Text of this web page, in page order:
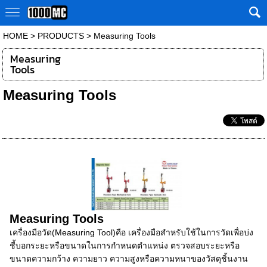
HOME> PRODUCTS> Measuring Tools
Measuring
Tools
Measuring Tools
Measuring Tools
เครื่องมือวัด(Measuring Tool)คือ เครื่องมือสำหรับใช้ในการวัดเพื่อบ่ง
ชี้บอกระยะหรือขนาดในการกำหนดตำแหน่ง ตรวจสอบระยะหรือ
ขนาดความกว้าง ความยาว ความสูงหรือความหนาของวัสดุชิ้นงาน